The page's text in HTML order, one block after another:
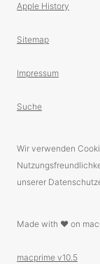
Apple History
Sitemap
Impressum
Suche
Wir verwenden
unserer
Made with ❤️ on
macprime v10.5